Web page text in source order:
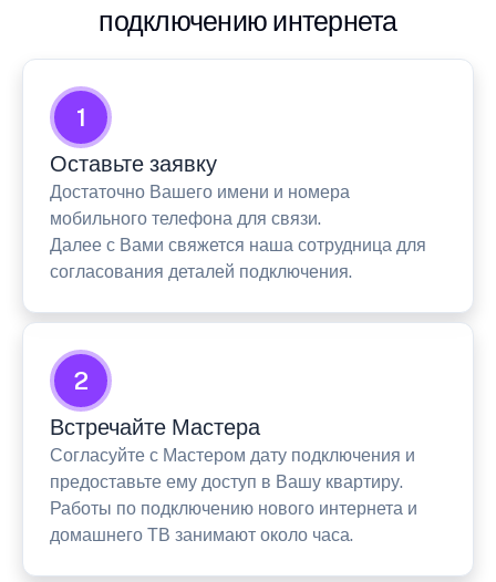
подключению интернета
1
Оставьте заявку
Достаточно Вашего имени и номера
мобильного телефона для связи.
Далее с Вами свяжется наша сотрудница для
согласования деталей подключения.
2
Встречайте Мастера
Согласуйте с Мастером дату подключения и
предоставьте ему доступ в Вашу квартиру.
Работы по подключению нового интернета и
домашнего ТВ занимают около часа.